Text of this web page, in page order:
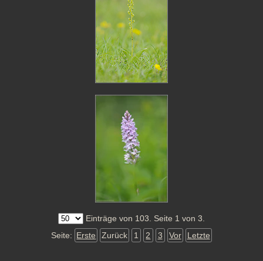
Einträge von 103. Seite 1 von 3.
Seite: Erste Zurück 1 2 3 Vor Letzte